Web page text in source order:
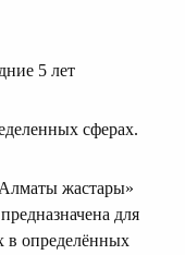
5 лет
сферах.
жастары»
для
в определённых